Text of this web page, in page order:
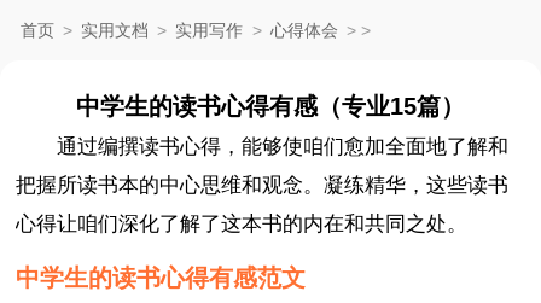
首页 > 实用文档 > 实用写作 > 心得体会 > >
中学生的读书心得有感（专业15篇）
通过编撰读书心得，能够使咱们愈加全面地了解和
把握所读书本的中心思维和观念。凝练精华，这些读书
心得让咱们深化了解了这本书的内在和共同之处。
中学生的读书心得有感范文